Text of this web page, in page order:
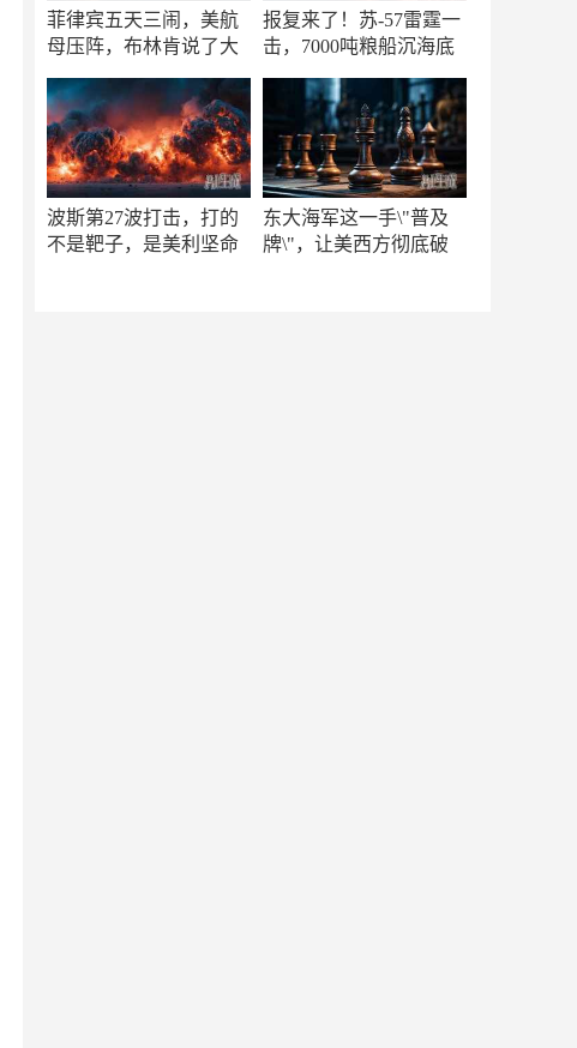
菲律宾五天三闹，美航
母压阵，布林肯说了大
报复来了！苏-57雷霆一
击，7000吨粮船沉海底
波斯第27波打击，打的
不是靶子，是美利坚命
东大海军这一手\"普及
牌\"，让美西方彻底破